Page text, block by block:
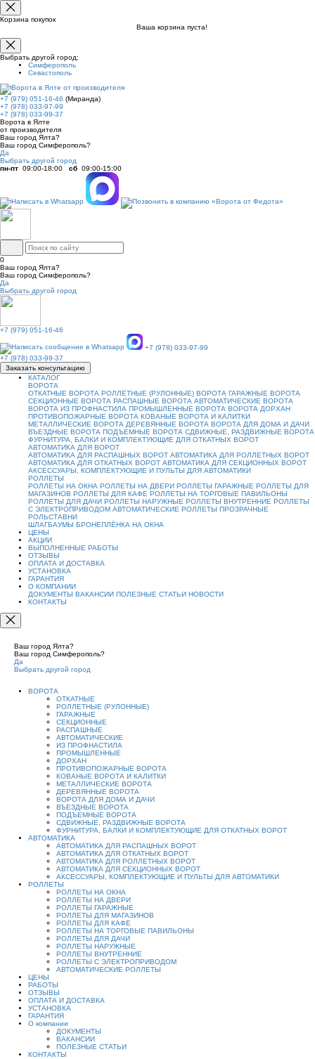
Корзина покупок
Ваша корзина пуста!
Выбрать другой город:
Симферополь
Севастополь
+7 (979) 051-16-46 (Миранда)
+7 (978) 033-97-99
+7 (978) 033-99-37
Ворота в Ялте
от производителя
Ваш город Ялта?
Ваш город Симферополь?
Да
Выбрать другой город
пн-пт 09:00-18:00 сб 09:00-15:00
0
Ваш город Ялта?
Ваш город Симферополь?
Да
Выбрать другой город
+7 (979) 051-16-46
+7 (978) 033-97-99
+7 (978) 033-99-37
Заказать консультацию
КАТАЛОГ
ВОРОТА
ОТКАТНЫЕ ВОРОТА РОЛЛЕТНЫЕ (РУЛОННЫЕ) ВОРОТА ГАРАЖНЫЕ ВОРОТА
СЕКЦИОННЫЕ ВОРОТА РАСПАШНЫЕ ВОРОТА АВТОМАТИЧЕСКИЕ ВОРОТА
ВОРОТА ИЗ ПРОФНАСТИЛА ПРОМЫШЛЕННЫЕ ВОРОТА ВОРОТА ДОРХАН
ПРОТИВОПОЖАРНЫЕ ВОРОТА КОВАНЫЕ ВОРОТА И КАЛИТКИ
МЕТАЛЛИЧЕСКИЕ ВОРОТА ДЕРЕВЯННЫЕ ВОРОТА ВОРОТА ДЛЯ ДОМА И ДАЧИ
ВЪЕЗДНЫЕ ВОРОТА ПОДЪЕМНЫЕ ВОРОТА СДВИЖНЫЕ, РАЗДВИЖНЫЕ ВОРОТА
ФУРНИТУРА, БАЛКИ И КОМПЛЕКТУЮЩИЕ ДЛЯ ОТКАТНЫХ ВОРОТ
АВТОМАТИКА ДЛЯ ВОРОТ
АВТОМАТИКА ДЛЯ РАСПАШНЫХ ВОРОТ АВТОМАТИКА ДЛЯ РОЛЛЕТНЫХ ВОРОТ
АВТОМАТИКА ДЛЯ ОТКАТНЫХ ВОРОТ АВТОМАТИКА ДЛЯ СЕКЦИОННЫХ ВОРОТ
АКСЕССУАРЫ, КОМПЛЕКТУЮЩИЕ И ПУЛЬТЫ ДЛЯ АВТОМАТИКИ
РОЛЛЕТЫ
РОЛЛЕТЫ НА ОКНА РОЛЛЕТЫ НА ДВЕРИ РОЛЛЕТЫ ГАРАЖНЫЕ РОЛЛЕТЫ ДЛЯ
МАГАЗИНОВ РОЛЛЕТЫ ДЛЯ КАФЕ РОЛЛЕТЫ НА ТОРГОВЫЕ ПАВИЛЬОНЫ
РОЛЛЕТЫ ДЛЯ ДАЧИ РОЛЛЕТЫ НАРУЖНЫЕ РОЛЛЕТЫ ВНУТРЕННИЕ РОЛЛЕТЫ
С ЭЛЕКТРОПРИВОДОМ АВТОМАТИЧЕСКИЕ РОЛЛЕТЫ ПРОЗРАЧНЫЕ
РОЛЬСТАВНИ
ШЛАГБАУМЫ БРОНЕПЛЁНКА НА ОКНА
ЦЕНЫ
АКЦИИ
ВЫПОЛНЕННЫЕ РАБОТЫ
ОТЗЫВЫ
ОПЛАТА И ДОСТАВКА
УСТАНОВКА
ГАРАНТИЯ
О КОМПАНИИ
ДОКУМЕНТЫ ВАКАНСИИ ПОЛЕЗНЫЕ СТАТЬИ НОВОСТИ
КОНТАКТЫ
Ваш город Ялта?
Ваш город Симферополь?
Да
Выбрать другой город
ВОРОТА
ОТКАТНЫЕ
РОЛЛЕТНЫЕ (РУЛОННЫЕ)
ГАРАЖНЫЕ
СЕКЦИОННЫЕ
РАСПАШНЫЕ
АВТОМАТИЧЕСКИЕ
ИЗ ПРОФНАСТИЛА
ПРОМЫШЛЕННЫЕ
ДОРХАН
ПРОТИВОПОЖАРНЫЕ ВОРОТА
КОВАНЫЕ ВОРОТА И КАЛИТКИ
МЕТАЛЛИЧЕСКИЕ ВОРОТА
ДЕРЕВЯННЫЕ ВОРОТА
ВОРОТА ДЛЯ ДОМА И ДАЧИ
ВЪЕЗДНЫЕ ВОРОТА
ПОДЪЕМНЫЕ ВОРОТА
СДВИЖНЫЕ, РАЗДВИЖНЫЕ ВОРОТА
ФУРНИТУРА, БАЛКИ И КОМПЛЕКТУЮЩИЕ ДЛЯ ОТКАТНЫХ ВОРОТ
АВТОМАТИКА
АВТОМАТИКА ДЛЯ РАСПАШНЫХ ВОРОТ
АВТОМАТИКА ДЛЯ ОТКАТНЫХ ВОРОТ
АВТОМАТИКА ДЛЯ РОЛЛЕТНЫХ ВОРОТ
АВТОМАТИКА ДЛЯ СЕКЦИОННЫХ ВОРОТ
АКСЕССУАРЫ, КОМПЛЕКТУЮЩИЕ И ПУЛЬТЫ ДЛЯ АВТОМАТИКИ
РОЛЛЕТЫ
РОЛЛЕТЫ НА ОКНА
РОЛЛЕТЫ НА ДВЕРИ
РОЛЛЕТЫ ГАРАЖНЫЕ
РОЛЛЕТЫ ДЛЯ МАГАЗИНОВ
РОЛЛЕТЫ ДЛЯ КАФЕ
РОЛЛЕТЫ НА ТОРГОВЫЕ ПАВИЛЬОНЫ
РОЛЛЕТЫ ДЛЯ ДАЧИ
РОЛЛЕТЫ НАРУЖНЫЕ
РОЛЛЕТЫ ВНУТРЕННИЕ
РОЛЛЕТЫ С ЭЛЕКТРОПРИВОДОМ
АВТОМАТИЧЕСКИЕ РОЛЛЕТЫ
ЦЕНЫ
РАБОТЫ
ОТЗЫВЫ
ОПЛАТА И ДОСТАВКА
УСТАНОВКА
ГАРАНТИЯ
О компании
ДОКУМЕНТЫ
ВАКАНСИИ
ПОЛЕЗНЫЕ СТАТЬИ
КОНТАКТЫ